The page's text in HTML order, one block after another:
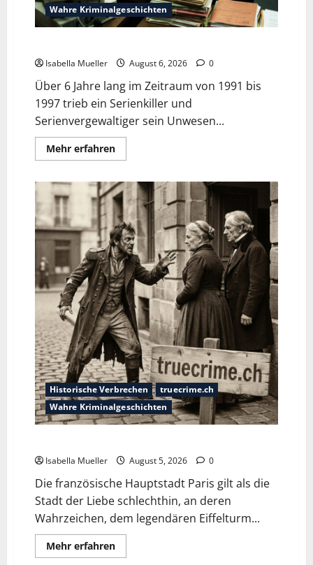
Wahre Kriminalgeschichten
Isabella Mueller August 6, 2026 0
Über 6 Jahre lang im Zeitraum von 1991 bis
1997 trieb ein Serienkiller und
Serienvergewaltiger sein Unwesen...
Mehr erfahren
Historische Verbrechen
truecrime.ch
Wahre Kriminalgeschichten
Isabella Mueller August 5, 2026 0
Die französische Hauptstadt Paris gilt als die
Stadt der Liebe schlechthin, an deren
Wahrzeichen, dem legendären Eiffelturm...
Mehr erfahren